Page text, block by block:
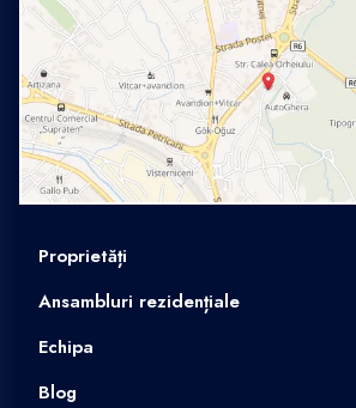
Proprietăți
Ansambluri rezidențiale
Echipa
Blog